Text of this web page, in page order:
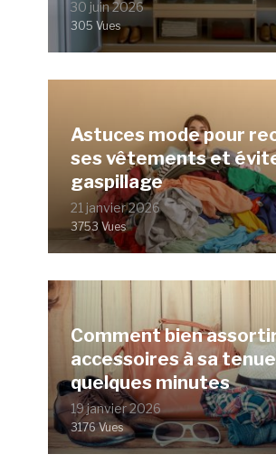
30 juin 2026
305 Vues
Astuces mode pour
ses vêtements et
gaspillage
21 janvier 2026
3753 Vues
Comment bien
accessoires à sa
quelques minutes
19 janvier 2026
3176 Vues